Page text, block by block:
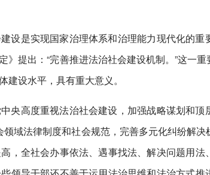
设是实现国家治理体系和治理能力现代化的重
提出：“完善推进法治社会建设机制。”这一
设水平，具有重大意义。
央高度重视法治社会建设，加强战略谋划和顶
域法律制度和社会规范，完善多元化纠纷解决
，全社会办事依法、遇事找法、解决问题用